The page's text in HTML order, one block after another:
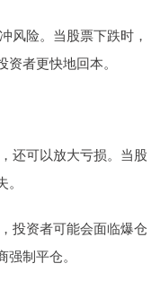
风险。当股票下跌时，
者更快地回本。
还可以放大亏损。当股
投资者可能会面临爆仓
制平仓。